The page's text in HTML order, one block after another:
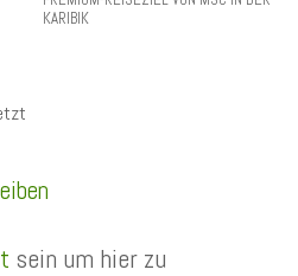
KARIBIK
sein um hier zu